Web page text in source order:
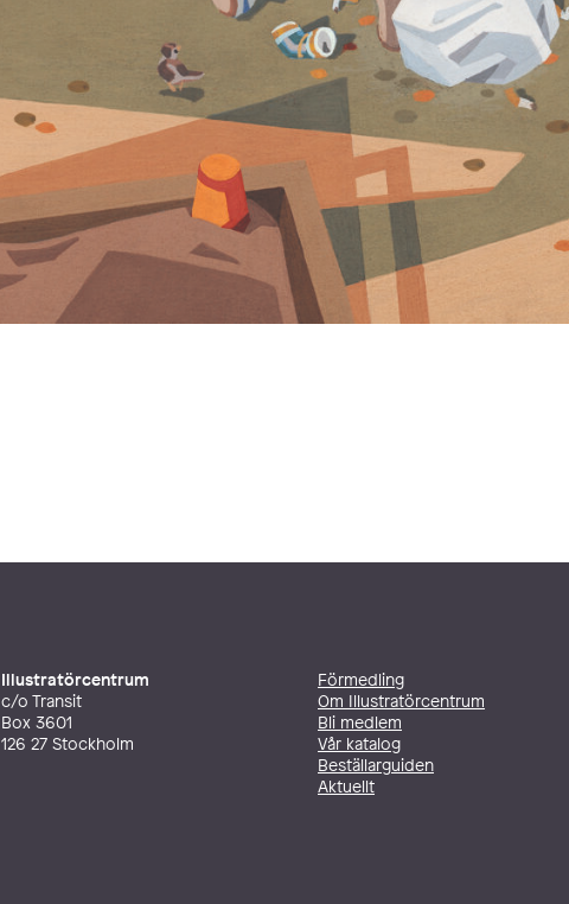
Illustratörcentrum
c/o Transit
Box 3601
126 27 Stockholm
Förmedling
Om Illustratörcentrum
Bli medlem
Vår katalog
Beställarguiden
Aktuellt